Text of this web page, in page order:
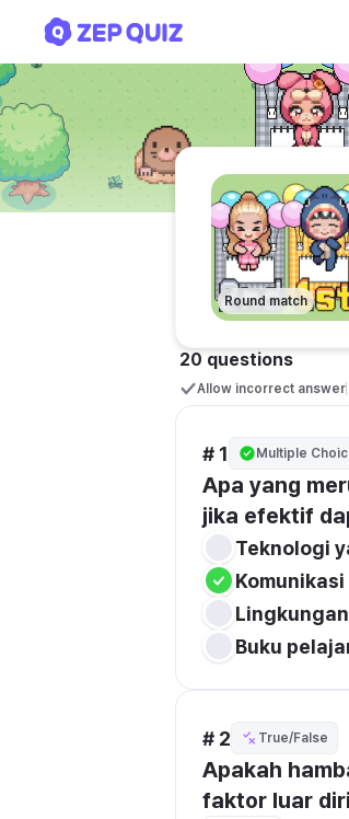
Round match
20 questions
Allow incorrect answer
# 1 Multiple
Apa yang
jika efektif
Teknologi
Buku
# 2 True/False
Apakah
faktor luar